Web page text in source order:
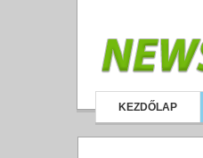
KEZDŐLAP